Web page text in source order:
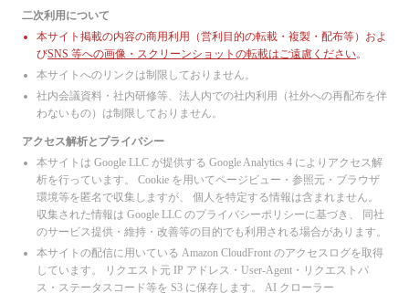
博報堂DYホールディングス
サッポロビール
アサヒグループHD
キリンHD
宝ホールディングス
サントリービバレッジ&フード
伊藤園
ABCマート
アスクル
アンドエスティHD
日本マクドナルド
パルグループホールディングス
エディオン
東京エレクトロンデバイス
円谷フィールズホールディングス
双日
二次利用について
本サイト掲載の内容の商用利用（営利目的の転載・複製・配布等）およ
びSNS 等への画像・スクリーンショットの転載はご遠慮ください。
本サイトへのリンクは制限しておりません。
社内会議資料・社内研修等、法人内での社内利用（社外への再配布を伴
わないもの）は制限しておりません。
アクセス解析とプライバシー
本サイトは Google LLC が提供する Google Analytics 4 によりアクセス解
析を行っています。 Cookie を用いてページビュー・参照元・ブラウザ
環境等を匿名で収集しますが、 個人を特定する情報は含まれません。
収集された情報は Google LLC のプライバシーポリシーに基づき、 同社
のサービス提供・維持・改善等の目的でも利用される場合があります。
本サイトの配信に用いている Amazon CloudFront のアクセスログを取得
しています。 リクエスト元 IP アドレス・User-Agent・リクエストパ
ス・ステータスコード等を S3 に保存します。 AI クローラー